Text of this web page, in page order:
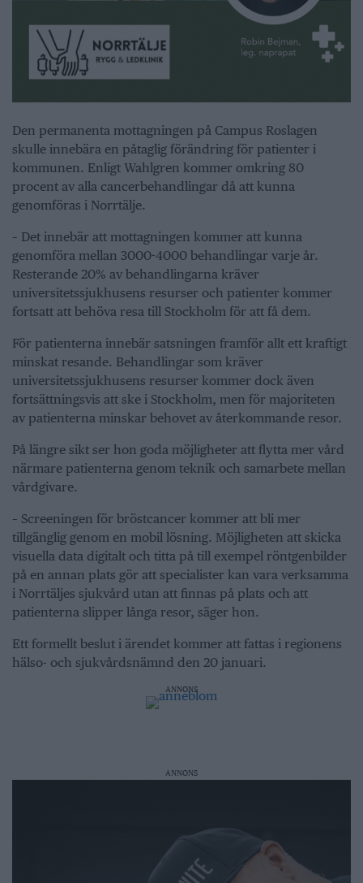
Den permanenta mottagningen på Campus Roslagen
skulle innebära en påtaglig förändring för patienter i
kommunen. Enligt Wahlgren kommer omkring 80
procent av alla cancerbehandlingar då att kunna
genomföras i Norrtälje.
– Det innebär att mottagningen kommer att kunna
genomföra mellan 3000-4000 behandlingar varje år.
Resterande 20% av behandlingarna kräver
universitetssjukhusens resurser och patienter kommer
fortsatt att behöva resa till Stockholm för att få dem.
För patienterna innebär satsningen framför allt ett kraftigt
minskat resande. Behandlingar som kräver
universitetssjukhusens resurser kommer dock även
fortsättningsvis att ske i Stockholm, men för majoriteten
av patienterna minskar behovet av återkommande resor.
På längre sikt ser hon goda möjligheter att flytta mer vård
närmare patienterna genom teknik och samarbete mellan
vårdgivare.
– Screeningen för bröstcancer kommer att bli mer
tillgänglig genom en mobil lösning. Möjligheten att skicka
visuella data digitalt och titta på till exempel röntgenbilder
på en annan plats gör att specialister kan vara verksamma
i Norrtäljes sjukvård utan att finnas på plats och att
patienterna slipper långa resor, säger hon.
Ett formellt beslut i ärendet kommer att fattas i regionens
hälso- och sjukvårdsnämnd den 20 januari.
ANNONS
ANNONS